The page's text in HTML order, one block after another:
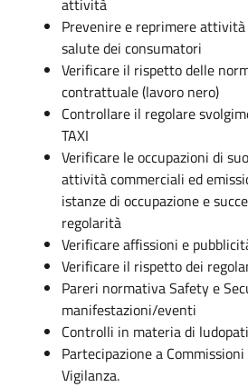
attività
Prevenire e reprimere
salute dei consumatori
Verificare il rispetto delle
contrattuale (lavoro nero)
Controllare il regolare
TAXI
Verificare le occupazioni di
attività commerciali ed
istanze di occupazione e
regolarità
Verificare affissioni e
Verificare il rispetto dei
Pareri normativa Safety e
manifestazioni/eventi
Controlli in materia di
Partecipazione a
Vigilanza.